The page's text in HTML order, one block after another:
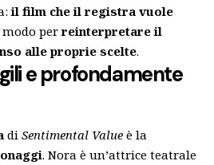
il film che il registra vuole
modo perreinterpretare il
alle proprie scelte.
e profondamente
di Sentimental Value è la
. Nora è un’attrice teatrale